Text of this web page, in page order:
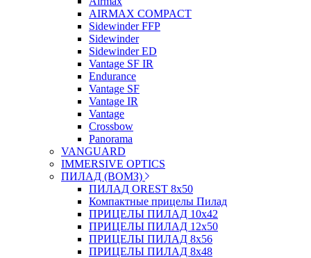
AIRMAX COMPACT
Sidewinder FFP
Sidewinder
Sidewinder ED
Vantage SF IR
Endurance
Vantage SF
Vantage IR
Vantage
Crossbow
Panorama
VANGUARD
IMMERSIVE OPTICS
ПИЛАД (ВОМЗ)
ПИЛАД OREST 8х50
Компактные прицелы Пилад
ПРИЦЕЛЫ ПИЛАД 10х42
ПРИЦЕЛЫ ПИЛАД 12х50
ПРИЦЕЛЫ ПИЛАД 8х56
ПРИЦЕЛЫ ПИЛАД 8х48